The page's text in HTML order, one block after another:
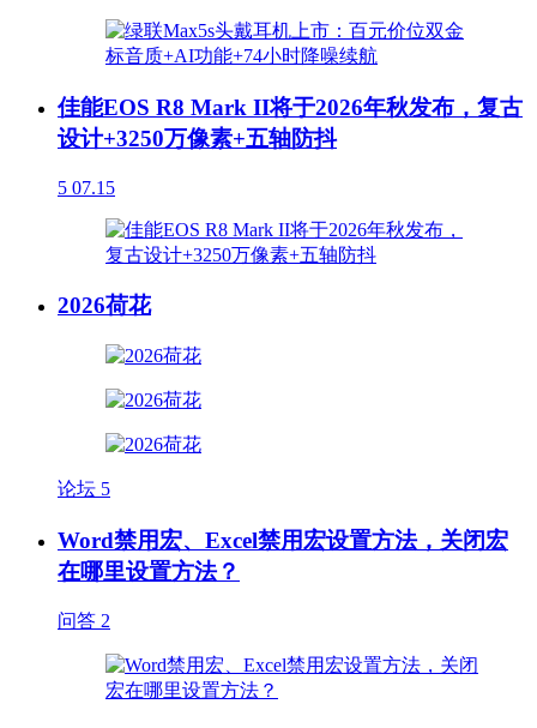
佳能EOS R8 Mark II将于2026年秋发布，复古
设计+3250万像素+五轴防抖
5 07.15
2026荷花
论坛 5
Word禁用宏、Excel禁用宏设置方法，关闭宏
在哪里设置方法？
问答 2